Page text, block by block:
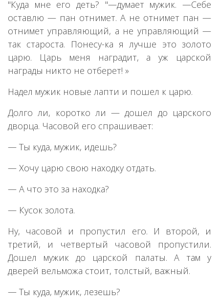
"Куда мне его деть? "—думает мужик. —Себе
оставлю — пан отнимет. А не отнимет пан —
отнимет управляющий, а не управляющий —
так староста. Понесу-ка я лучше это золото
царю. Царь меня наградит, а уж царской
награды никто не отберет! »
Надел мужик новые лапти и пошел к царю.
Долго ли, коротко ли — дошел до царского
дворца. Часовой его спрашивает:
— Ты куда, мужик, идешь?
— Хочу царю свою находку отдать.
— А что это за находка?
— Кусок золота.
Ну, часовой и пропустил его. И второй, и
третий, и четвертый часовой пропустили.
Дошел мужик до царской палаты. А там у
дверей вельможа стоит, толстый, важный.
— Ты куда, мужик, лезешь?